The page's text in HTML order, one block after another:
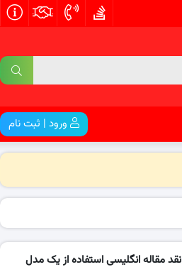
ورود | ثبت نام
نقد مقاله انگلیسی استفاده از یک مدل